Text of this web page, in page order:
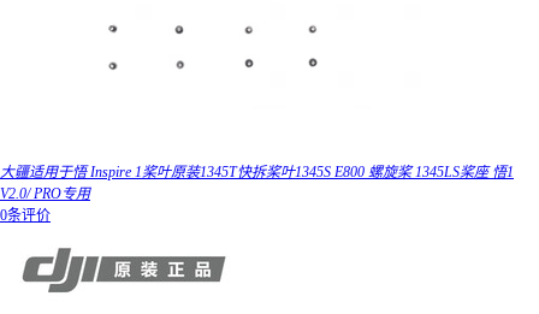
大疆适用于悟 Inspire 1桨叶原装1345T快拆桨叶1345S E800 螺旋桨 1345LS桨座 悟1
V2.0/ PRO专用
0条评价